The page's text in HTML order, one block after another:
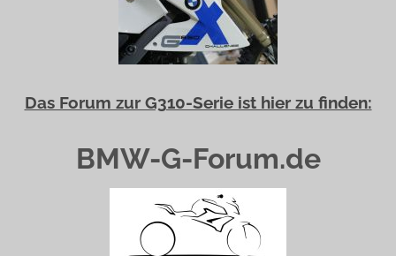
Das Forum zur G310-Serie ist hier zu finden:
BMW-G-Forum.de